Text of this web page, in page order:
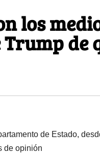
los
Trump
de Estado,
de opinión